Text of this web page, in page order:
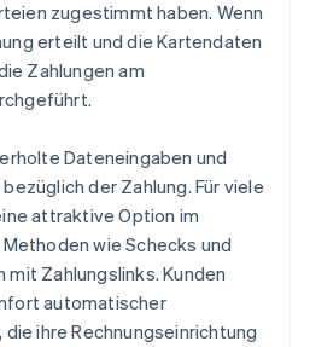
zugestimmt haben. Wenn
erteilt und die Kartendaten
Zahlungen am
Dateneingaben und
der Zahlung. Für viele
attraktive Option im
wie Schecks und
mit Zahlungslinks. Kunden
automatischer
ihre Rechnungseinrichtung